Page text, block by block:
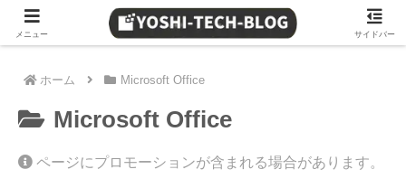
≫ Amazon 日替わりタイムセール
ホーム Microsoft Office
Microsoft Office
ページにプロモーションが含まれる場合があります。
メニュー サイドバー